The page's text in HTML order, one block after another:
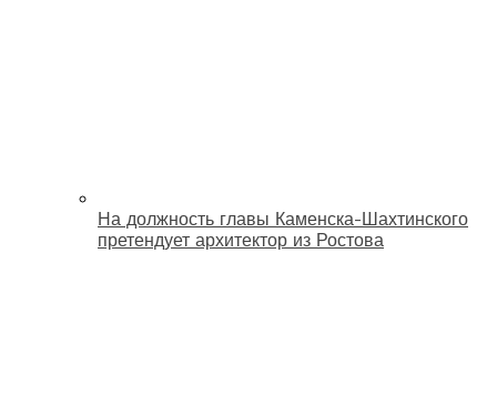
На должность главы Каменска-Шахтинского
претендует архитектор из Ростова